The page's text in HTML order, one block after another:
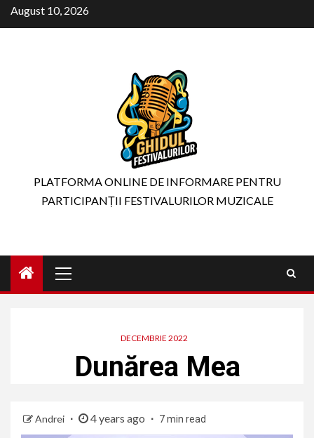
Skip
to
August 10, 2026
PLATFORMA ONLINE DE INFORMARE PENTRU
PARTICIPANȚII FESTIVALURILOR MUZICALE
Menu
DECEMBRIE 2022
Dunărea Mea
Andrei 4 years ago 7 min read